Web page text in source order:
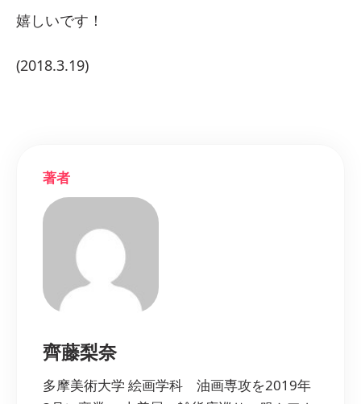
嬉しいです！
(2018.3.19)
著者
齊藤梨奈
多摩美術大学 絵画学科 油画専攻を2019年